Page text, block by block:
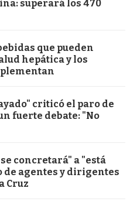
superará los 470
que pueden
hepática y los
criticó el paro de
fuerte debate: "No
concretará" a "está
agentes y dirigentes
Cruz